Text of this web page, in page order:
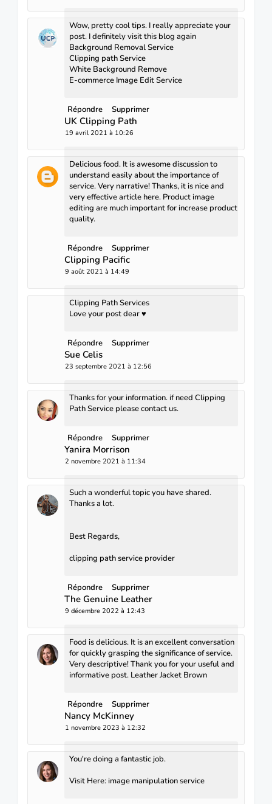
Wow, pretty cool tips. I really appreciate your
post. I definitely visit this blog again
Background Removal Service
Clipping path Service
White Background Remove
E-commerce Image Edit Service
Répondre Supprimer
UK Clipping Path
19 avril 2021 à 10:26
Delicious food. It is awesome discussion to
understand easily about the importance of
service. Very narrative! Thanks, it is nice and
very effective article here. Product image
editing are much important for increase product
quality.
Répondre Supprimer
Clipping Pacific
9 août 2021 à 14:49
Clipping Path Services
Love your post dear ♥
Répondre Supprimer
Sue Celis
23 septembre 2021 à 12:56
Thanks for your information. if need Clipping
Path Service please contact us.
Répondre Supprimer
Yanira Morrison
2 novembre 2021 à 11:34
Such a wonderful topic you have shared.
Thanks a lot.
Best Regards,
clipping path service provider
Répondre Supprimer
The Genuine Leather
9 décembre 2022 à 12:43
Food is delicious. It is an excellent conversation
for quickly grasping the significance of service.
Very descriptive! Thank you for your useful and
informative post. Leather Jacket Brown
Répondre Supprimer
Nancy McKinney
1 novembre 2023 à 12:32
You're doing a fantastic job.
Visit Here:image manipulation service